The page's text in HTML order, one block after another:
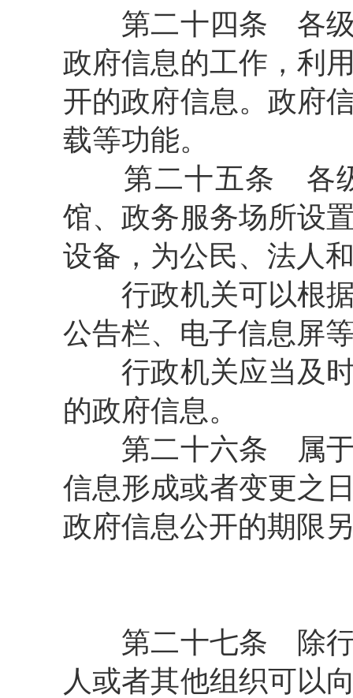
第二十四条 各级
政府信息的工作，利
开的政府信息。政府
载等功能。
第二十五条 各
馆、政务服务场所设
设备，为公民、法人
行政机关可以根据
公告栏、电子信息屏
行政机关应当及时
的政府信息。
第二十六条 属于
信息形成或者变更之
政府信息公开的期限
第二十七条 除行
人或者其他组织可以